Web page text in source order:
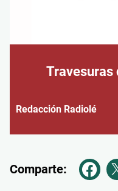
Travesuras
Redacción Radiolé
Comparte: